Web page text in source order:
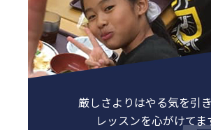
厳しさよりはやる気を引
レッスンを心がけてま